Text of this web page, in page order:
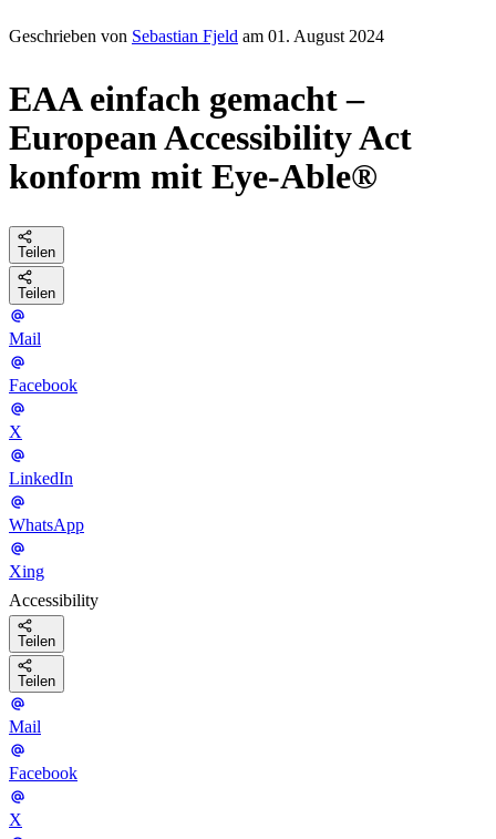
Geschrieben von Sebastian Fjeld am 01. August 2024
EAA einfach gemacht –
European Accessibility Act
konform mit Eye-Able®
Teilen
Teilen
Mail
Facebook
X
LinkedIn
WhatsApp
Xing
Accessibility
Teilen
Teilen
Mail
Facebook
X